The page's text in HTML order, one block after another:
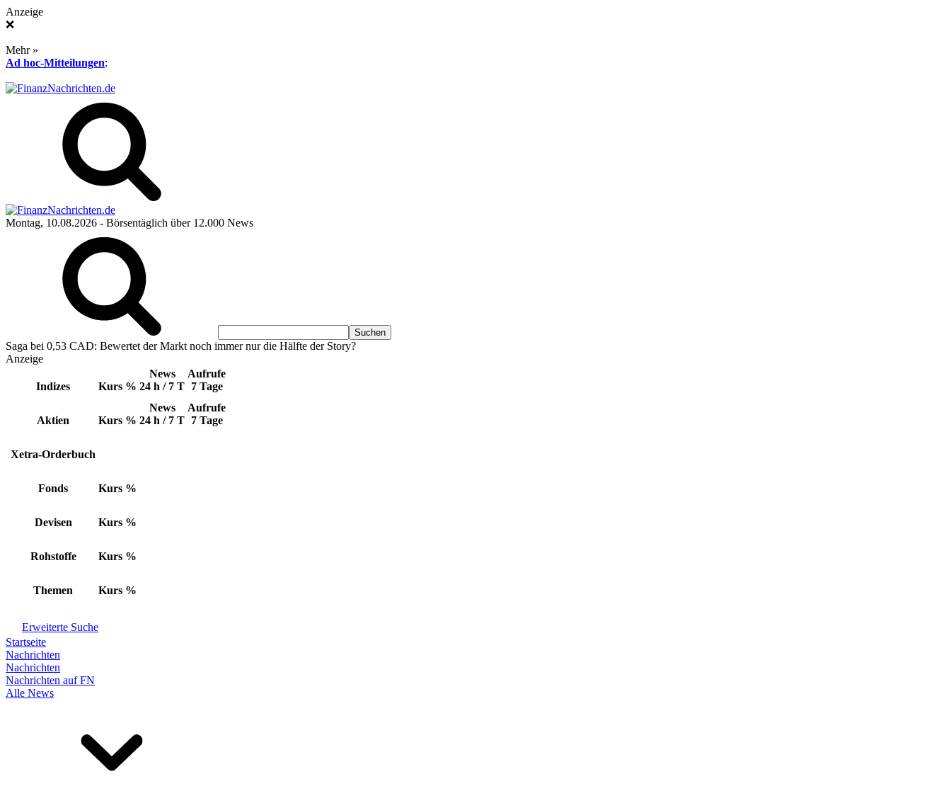
Anzeige
❌
Mehr »
Ad hoc-Mitteilungen:
Montag, 10.08.2026 - Börsentäglich über 12.000 News
Saga bei 0,53 CAD: Bewertet der Markt noch immer nur die Hälfte der Story?
Anzeige
Indizes Kurs %
News
24 h / 7 T
Aufrufe
7 Tage
Aktien Kurs %
News
24 h / 7 T
Aufrufe
7 Tage
Xetra-Orderbuch
Fonds Kurs %
Devisen Kurs %
Rohstoffe Kurs %
Themen Kurs %
Erweiterte Suche
Startseite
Nachrichten
Nachrichten
Nachrichten auf FN
Alle News